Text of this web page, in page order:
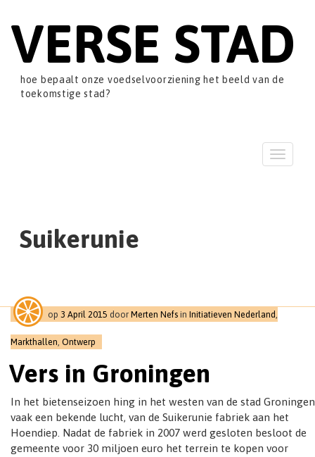
VERSE STAD
hoe bepaalt onze voedselvoorziening het beeld van de
toekomstige stad?
T
o
a
t
Suikerunie
op 3 April 2015 door Merten Nefs in Initiatieven Nederland
Markthallen, Ontwerp
Vers in Groningen
In het bietenseizoen hing in het westen van de stad Groningen
vaak een bekende lucht, van de Suikerunie fabriek aan het
Hoendiep. Nadat de fabriek in 2007 werd gesloten besloot de
gemeente voor 30 miljoen euro het terrein te kopen voor